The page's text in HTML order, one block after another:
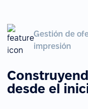
Gestión de
impresión
desde el